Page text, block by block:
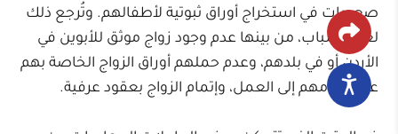
صعوبات في استخراج أوراق ثبوتية لأطفالهم. وتُرجع ذلك
لعدة أسباب، من بينها عدم وجود زواج موثق للأبوين في
الأردن أو في بلدهم، وعدم حملهم أوراق الزواج الخاصة بهم
عند قدومهم إلى العمل، وإتمام الزواج بعقود عرفية.